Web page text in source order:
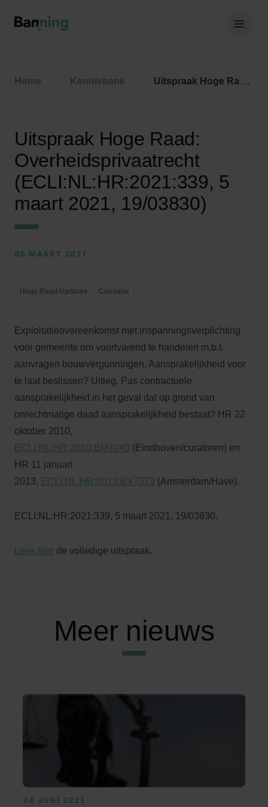
Home Kennisbank Uitspraak Hoge Raad: Overheidsprivaatrecht (ECLI:NL:HR:2021:339, 5 maart 2021, 19/03830)
Uitspraak Hoge Raad:
Overheidsprivaatrecht
(ECLI:NL:HR:2021:339, 5
maart 2021, 19/03830)
05 MAART 2021
Hoge Raad Updates Cassatie
Exploitatieovereenkomst met inspanningsverplichting
voor gemeente om voortvarend te handelen m.b.t.
aanvragen bouwvergunningen. Aansprakelijkheid voor
te laat beslissen? Uitleg. Pas contractuele
aansprakelijkheid in het geval dat op grond van
onrechtmatige daad aansprakelijkheid bestaat? HR 22
oktober 2010,
ECLI:NL:HR:2010:BM7040 (Eindhoven/curatoren) en
HR 11 januari
2013, ECLI:NL:HR:2013:BX7579 (Amsterdam/Have).
ECLI:NL:HR:2021:339, 5 maart 2021, 19/03830.
Lees hier de volledige uitspraak.
Meer nieuws
04 JUNI 2021